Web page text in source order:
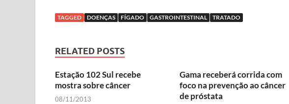
TAGGED DOENÇAS FÍGADO GASTROINTESTINAL TRATADO
RELATED POSTS
Estação 102 Sul recebe
mostra sobre câncer
08/11/2013
Gama receberá corrida com
foco na prevenção ao câncer
de próstata